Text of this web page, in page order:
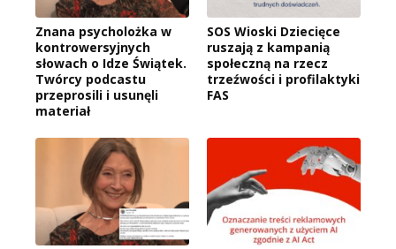
Znana psycholożka w
kontrowersyjnych
słowach o Idze Świątek.
Twórcy podcastu
przeprosili i usunęli
materiał
SOS Wioski Dziecięce
ruszają z kampanią
społeczną na rzecz
trzeźwości i profilaktyki
FAS